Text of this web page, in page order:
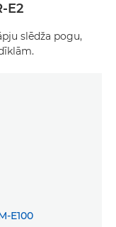
E2
slēdža pogu,